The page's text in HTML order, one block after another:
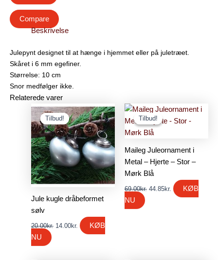
Compare
Beskrivelse
Julepynt designet til at hænge i hjemmet eller på juletræet.
Skåret i 6 mm egefiner.
Størrelse: 10 cm
Snor medfølger ikke.
Relaterede varer
Tilbud!
Tilbud!
Jule kugle dråbeformet
sølv
20.00kr.
Den
oprindelige
pris
var:
20.00kr..
14.00kr.
Den
aktuelle
pris
er:
14.00kr..
KØB
NU
Tilbud!
Tilbud!
Maileg Juleornament i
Metal – Hjerte – Stor –
Mørk Blå
69.00kr.
Den
oprindelige
pris
var:
44.85kr.
Den
pris
KØB
NU